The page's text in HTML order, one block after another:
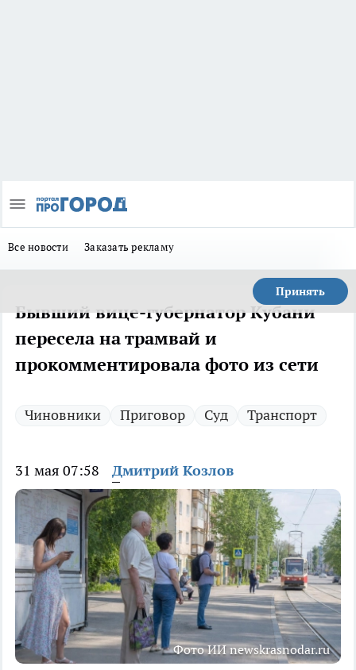
Все новости Заказать рекламу
Принять
Бывший вице-губернатор Кубани
пересела на трамвай и
прокомментировала фото из сети
Чиновники Приговор Суд Транспорт
31 мая 07:58 Дмитрий Козлов
Фото ИИ newskrasnodar.ru